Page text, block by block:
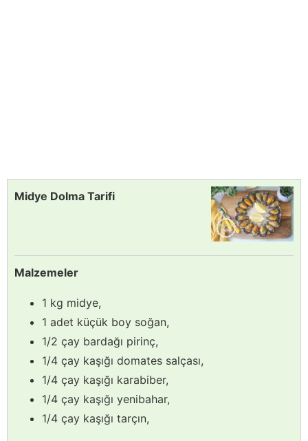
Midye Dolma Tarifi
Malzemeler
1 kg midye,
1 adet küçük boy soğan,
1/2 çay bardağı pirinç,
1/4 çay kaşığı domates salçası,
1/4 çay kaşığı karabiber,
1/4 çay kaşığı yenibahar,
1/4 çay kaşığı tarçın,